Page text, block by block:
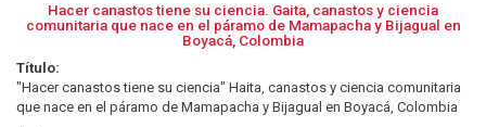
Hacer canastos tiene su ciencia. Gaita, canastos y ciencia
comunitaria que nace en el páramo de Mamapacha y Bijagual en
Boyacá, Colombia
Título:
"Hacer canastos tiene su ciencia" Haita, canastos y ciencia comunitaria
que nace en el páramo de Mamapacha y Bijagual en Boyacá, Colombia